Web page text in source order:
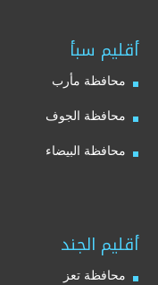
أقليم سبأ
محافظة مأرب
محافظة الجوف
محافظة البيضاء
أقليم الجند
محافظة تعز